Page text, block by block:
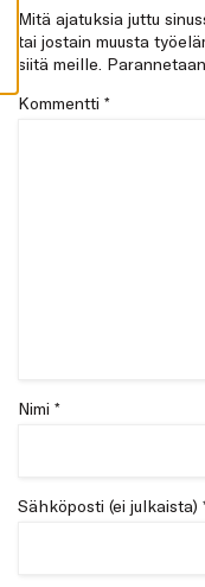
E
E
T
Mitä ajatuksia juttu
tai jostain muusta
siitä meille.
Kommentti *
Nimi *
Sähköposti (ei julkaista)